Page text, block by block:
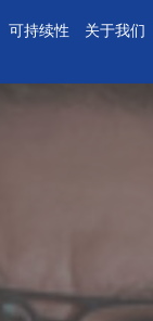
可持续性 关于我们